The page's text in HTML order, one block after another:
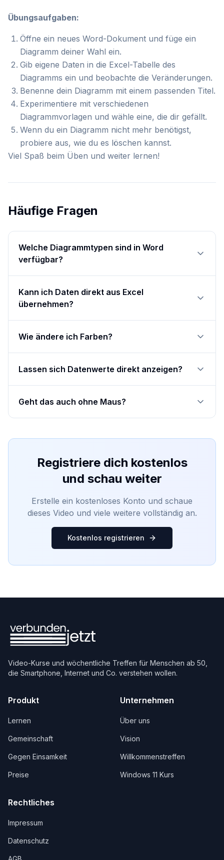
Übungsaufgaben:
Öffne ein neues Word-Dokument und füge ein
Diagramm deiner Wahl ein.
Gib eigene Daten in die Excel-Tabelle des
Diagramms ein und beobachte die Veränderungen.
Benenne dein Diagramm mit einem passenden Titel.
Experimentiere mit verschiedenen
Diagrammvorlagen und wähle eine, die dir gefällt.
Wenn du ein Diagramm nicht mehr benötigst,
probiere aus, wie du es löschen kannst.
Viel Spaß beim Üben und weiter lernen!
Häufige Fragen
Welche Diagrammtypen sind in Word
verfügbar?
Kann ich Daten direkt aus Excel
übernehmen?
Wie ändere ich Farben?
Lassen sich Datenwerte direkt anzeigen?
Geht das auch ohne Maus?
Registriere dich kostenlos
und schau weiter
Erstelle ein kostenloses Konto und schaue
dieses Video und viele weitere vollständig an.
Kostenlos registrieren
Video-Kurse und wöchentliche Treffen für Menschen ab 50,
die Smartphone, Internet und Co. verstehen wollen.
Produkt
Lernen
Gemeinschaft
Gegen Einsamkeit
Preise
Unternehmen
Über uns
Vision
Willkommenstreffen
Windows 11 Kurs
Rechtliches
Impressum
Datenschutz